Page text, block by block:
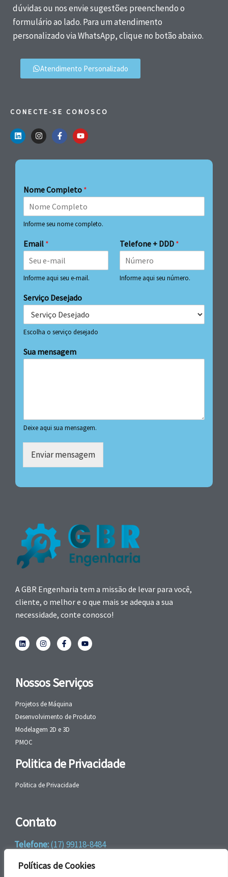
Políticas de Cookies
dúvidas ou nos envie sugestões preenchendo o
formulário ao lado. Para um atendimento
personalizado via WhatsApp, clique no botão abaixo.
Atendimento Personalizado
CONECTE-SE CONOSCO
Nome Completo *
Informe seu nome completo.
Email *
Informe aqui seu e-mail.
Telefone + DDD *
Informe aqui seu número.
Serviço Desejado
Escolha o serviço desejado
Sua mensagem
Deixe aqui sua mensagem.
Enviar mensagem
A GBR Engenharia tem a missão de levar para você,
cliente, o melhor e o que mais se adequa a sua
necessidade, conte conosco!
Nossos Serviços
Projetos de Máquina
Desenvolvimento de Produto
Modelagem 2D e 3D
PMOC
Politica de Privacidade
Politica de Privacidade
Contato
Telefone:(17) 99118-8484
WhatsApp:+55 (17) 99118-8484